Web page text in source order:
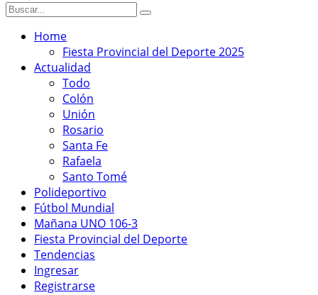
Home
Fiesta Provincial del Deporte 2025
Actualidad
Todo
Colón
Unión
Rosario
Santa Fe
Rafaela
Santo Tomé
Polideportivo
Fútbol Mundial
Mañana UNO 106-3
Fiesta Provincial del Deporte
Tendencias
Ingresar
Registrarse